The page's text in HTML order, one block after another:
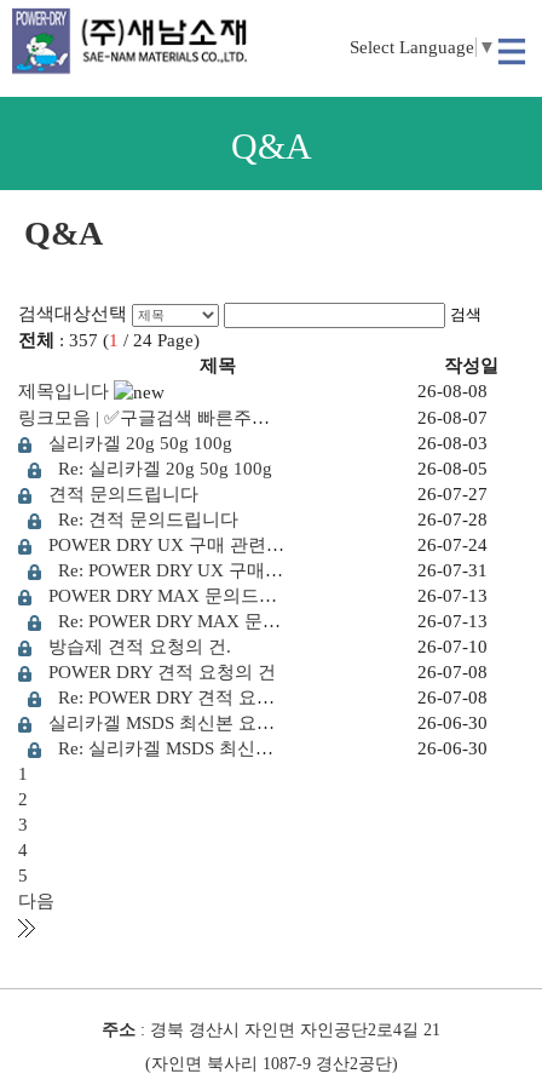
Select Language ▼
Q&A
Q&A
검색대상선택 검색
전체 : 357 (1 / 24 Page)
제목
작성일
제목입니다
26-08-08
링크모음 | ✅구글검색 빠른주소✅세대초월 대통합 사이트…
26-08-07
실리카겔 20g 50g 100g
26-08-03
Re: 실리카겔 20g 50g 100g
26-08-05
견적 문의드립니다
26-07-27
Re: 견적 문의드립니다
26-07-28
POWER DRY UX 구매 관련 건 입니다.
26-07-24
Re: POWER DRY UX 구매 관련 건 입니다.
26-07-31
POWER DRY MAX 문의드립니다
26-07-13
Re: POWER DRY MAX 문의드립니다
26-07-13
방습제 견적 요청의 건.
26-07-10
POWER DRY 견적 요청의 건
26-07-08
Re: POWER DRY 견적 요청의 건
26-07-08
실리카겔 MSDS 최신본 요청드립니다
26-06-30
Re: 실리카겔 MSDS 최신본 요청드립니다
26-06-30
1
2
3
4
5
다음
주소 : 경북 경산시 자인면 자인공단2로4길 21
(자인면 북사리 1087-9 경산2공단)